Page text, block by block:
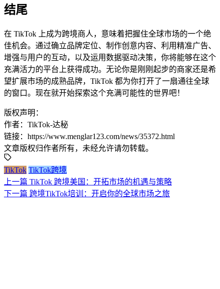
结尾
在 TikTok 上成为跨境商人，意味着把握住全球市场的一个绝
佳机会。通过确立品牌定位、制作创意内容、利用精准广告、
增强与用户的互动，以及运用数据驱动决策，你将能够在这个
充满活力的平台上获得成功。无论你是刚刚起步的商家还是希
望扩展市场的成熟品牌，TikTok 都为你打开了一扇通往全球
的窗口。现在就开始探索这个充满可能性的世界吧！
版权声明：
作者：TikTok-达秘
链接：https://www.menglar123.com/news/35372.html
文章版权归作者所有，未经允许请勿转载。
TikTok TikTok跨境
上一篇 TikTok 跨境美国：开拓市场的机遇与策略
下一篇 跨境TikTok培训：开启你的全球市场之旅